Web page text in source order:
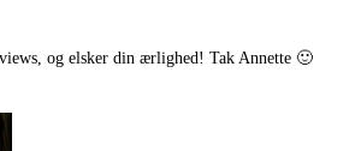
og elsker din ærlighed! Tak Annette 🙂